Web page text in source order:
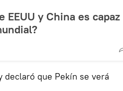
EEUU y China es capaz
declaró que Pekín se verá